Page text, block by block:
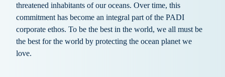
threatened inhabitants of our oceans. Over time, this
commitment has become an integral part of the PADI
corporate ethos. To be the best in the world, we all must be
the best for the world by protecting the ocean planet we
love.